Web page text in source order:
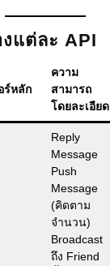
แต่ละ API
ร์หลัก
ความ
สามารถ
โดยละเอียด
Reply
Message
Push
Message
(คิดตาม
จำนวน)
Broadcast
ถึง Friend